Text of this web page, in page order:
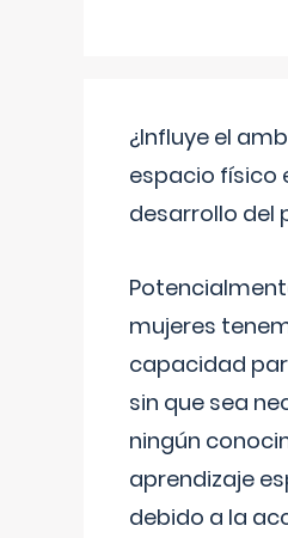
¿Influye el
espacio físico
desarrollo del
mujeres
capacidad
sin que sea
ningún
aprendizaje
debido a la